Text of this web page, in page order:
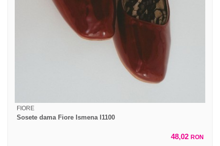
FIORE
Sosete dama Fiore Ismena I1100
48,02 RON